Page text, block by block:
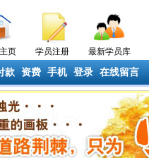
页 学员注册 最新学员库
款 资费 手机 登录 在线留言